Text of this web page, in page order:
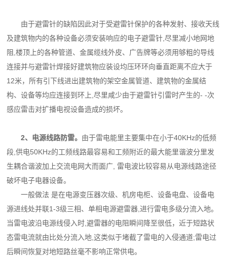
由于避雷针的缺陷因此对于受避雷针保护的各种发射、接收天线
及建筑物内的各种设备必须安装响应的电子避雷针,尽里减小地网地
阻,楼顶上的各种管道、金属缆线外皮、广告牌等必须用够粗的导线
连接并与避雷针焊接好建筑物应装设均压环环向垂直距离不应大于
12米，所有引下线进出建筑物的架空金属管道、建筑物的金属结
构、设备等均应连接到环上,尽里咸少由于避雷针引雷时产生的- -次
感应雷击对扩播电视设备造成的损坏。
2、电源线路防雷。 由于雷电能里主要集中在小于40KHz的低频
段,供电50KHz的工频线路最容易和工频附近的最大能里谐波分里发
生耦合谐波加上交流电网大而面广, 雷电波比较容易从电源线路途径
破坏电子电器设备。
一般做法 是在电源变压器次级、机房电柜、设备电盘、设备电
源进线处并联1-3级三相、单相电源避雷器,进行雷电多级分流入地。
当雷电波沿电源线侵入时,避雷器的电阻瞬间降至很低，近于短路状
态雷电流就由比处分流入地,这类似于堵截了雷电的入侵通道;雷电过
后瞬间恢复对地短路丝毫不影响正常供电。